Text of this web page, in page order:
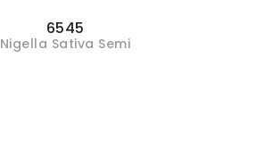
6545
Nigella Sativa Semi